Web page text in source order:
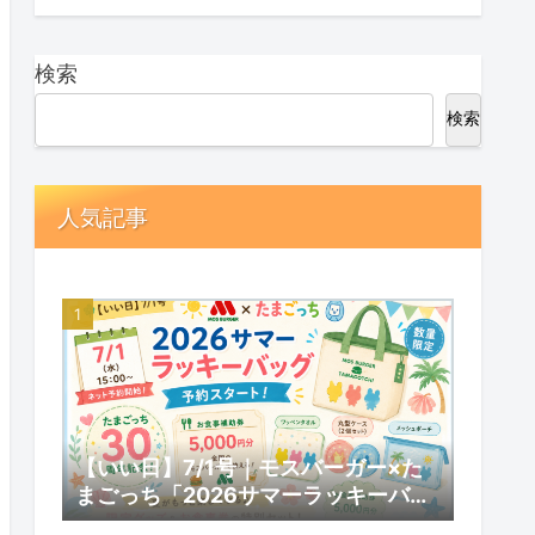
検索
検索
人気記事
【いい日】7/1号｜モスバーガー×た
まごっち「2026サマーラッキーバッ
グ」予約スタート！数量限定の内容と